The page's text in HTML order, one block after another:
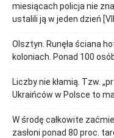
miesiącach policja nie
ustalili ją w jeden dzień
Olsztyn. Runęła ściana
koloniach. Ponad 100
Liczby nie kłamią. Tzw.
Ukraińców w Polsce to
W środę całkowite
zasłoni ponad 80 proc.